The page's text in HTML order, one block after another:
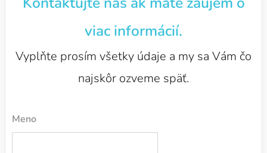
viac informácií.
Vyplňte prosím všetky údaje a my sa Vám čo
najskôr ozveme späť.
Meno